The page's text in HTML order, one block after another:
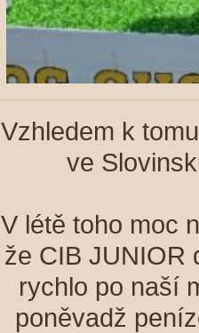
Vzhledem k
ve
V létě toho moc
že CIB JUNIOR
rychlo po naší
poněvadž